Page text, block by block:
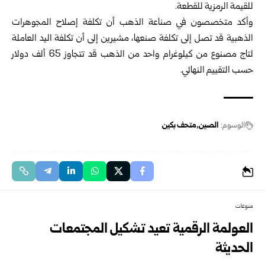
للقيمة الرمزية للقطعة.
وأكد متخصصون في صناعة الذهب أن تكلفة إصلاح المجوهرات
الذهبية قد تصل إلى تكلفة صنعها، مشيرين إلى أن تكلفة اليد العاملة
لتاج مصنوع من كيلوغرام واحد من الذهب قد تتجاوز 65 ألف دولار
حسب التقييم النهائي.
الوسوم: الصين متحف بكين
منوعات
العولمة الرقمية تعيد تشكيل المجتمعات
الحديثة